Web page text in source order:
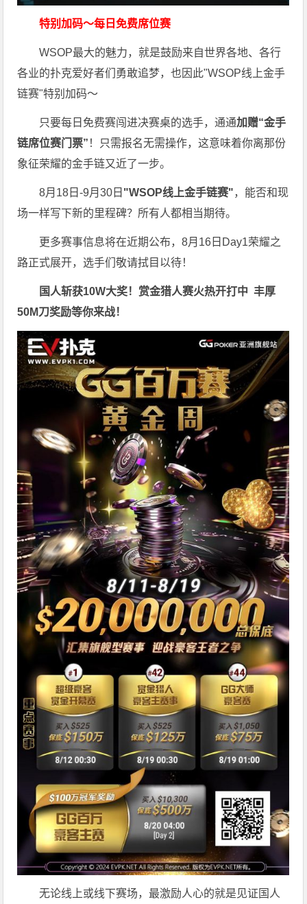
特别加码～每日免费席位赛
WSOP最大的魅力，就是鼓励来自世界各地、各行
各业的扑克爱好者们勇敢追梦，也因此"WSOP线上金手
链赛"特别加码～
只要每日免费赛闯进决赛桌的选手，通通加赠“金手
链席位赛门票” ！只需报名无需操作，这意味着你离那份
象征荣耀的金手链又近了一步。
8月18日-9月30日 "WSOP线上金手链赛"，能否和现
场一样写下新的里程碑？所有人都相当期待。
更多赛事信息将在近期公布，8月16日Day1荣耀之
路正式展开，选手们敬请拭目以待！
国人斩获10W大奖！ 赏金猎人赛火热开打中 丰厚
50M刀奖励等你来战！
无论线上或线下赛场，最激励人心的就是见证国人